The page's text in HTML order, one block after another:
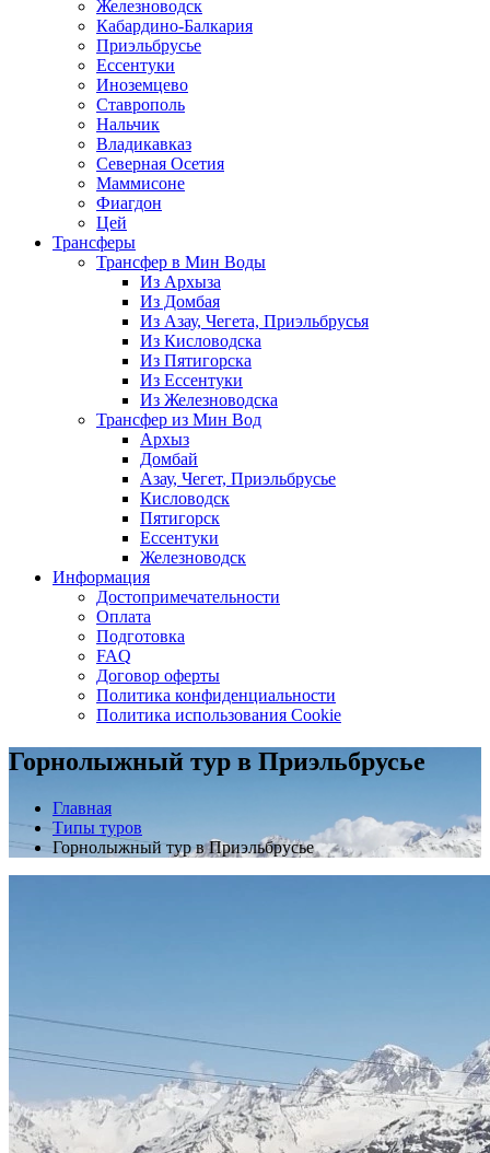
Железноводск
Кабардино-Балкария
Приэльбрусье
Ессентуки
Иноземцево
Ставрополь
Нальчик
Владикавказ
Северная Осетия
Маммисоне
Фиагдон
Цей
Трансферы
Трансфер в Мин Воды
Из Архыза
Из Домбая
Из Азау, Чегета, Приэльбрусья
Из Кисловодска
Из Пятигорска
Из Ессентуки
Из Железноводска
Трансфер из Мин Вод
Архыз
Домбай
Азау, Чегет, Приэльбрусье
Кисловодск
Пятигорск
Ессентуки
Железноводск
Информация
Достопримечательности
Оплата
Подготовка
FAQ
Договор оферты
Политика конфиденциальности
Политика использования Cookie
Горнолыжный тур в Приэльбрусье
Главная
Типы туров
Горнолыжный тур в Приэльбрусье